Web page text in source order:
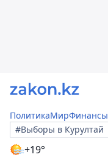
ПолитикаМирФинансы
#Выборы в Курултай
+19°